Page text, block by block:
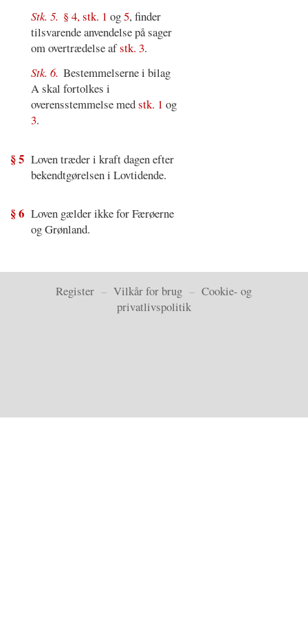
Stk. 5. § 4, stk. 1 og5, finder
tilsvarende anvendelse på sager
om overtrædelse afstk. 3.
Stk. 6. Bestemmelserne i bilag
A skal fortolkes i
overensstemmelse medstk. 1 og
3.
§ 5 Loven træder i kraft dagen efter
bekendtgørelsen i Lovtidende.
§ 6 Loven gælder ikke for Færøerne
og Grønland.
Register –Vilkår for brug –Cookie- og
privatlivspolitik